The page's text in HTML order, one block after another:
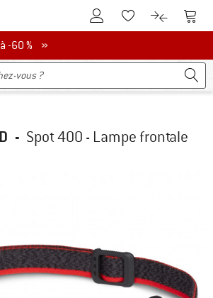
Vers le compte client
Vers la liste
Vers le
60 %-60 % »
- Spot 400 - Lampe frontale